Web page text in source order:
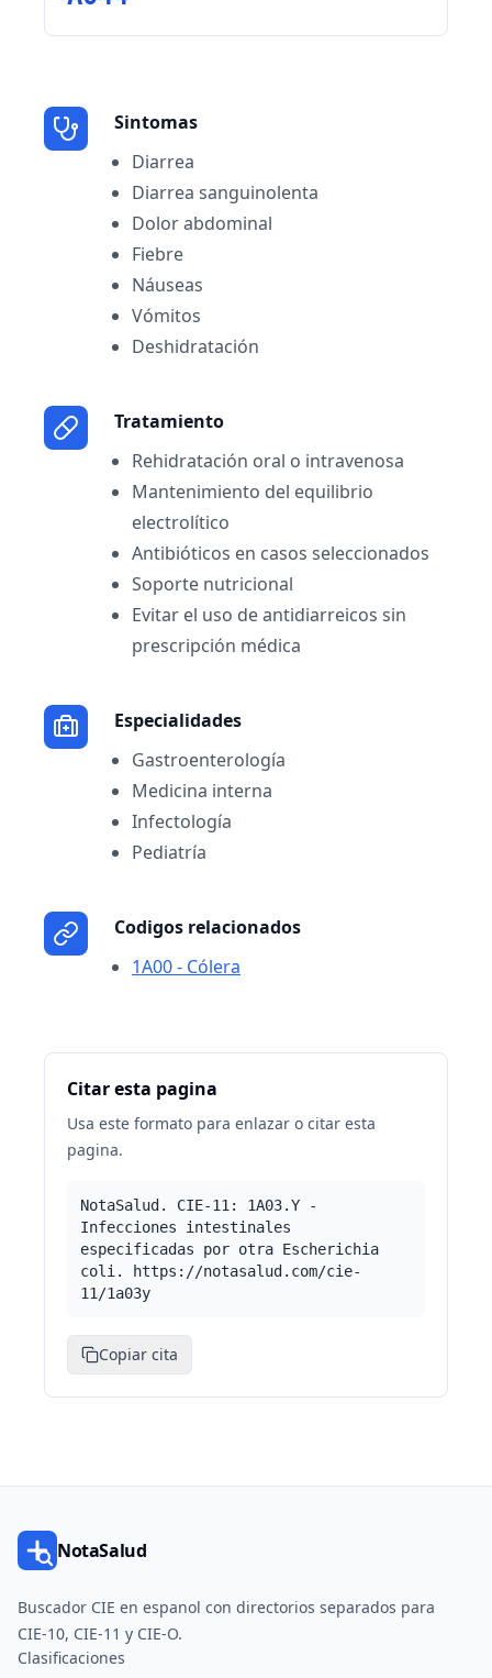
Sintomas
Diarrea
Diarrea sanguinolenta
Dolor abdominal
Fiebre
Náuseas
Vómitos
Deshidratación
Tratamiento
Rehidratación oral o intravenosa
Mantenimiento del equilibrio
electrolítico
Antibióticos en casos seleccionados
Soporte nutricional
Evitar el uso de antidiarreicos sin
prescripción médica
Especialidades
Gastroenterología
Medicina interna
Infectología
Pediatría
Codigos relacionados
1A00 - Cólera
Citar esta pagina
Usa este formato para enlazar o citar esta
pagina.
NotaSalud. CIE-11: 1A03.Y -
Infecciones intestinales
especificadas por otra Escherichia
coli. https://notasalud.com/cie-
11/1a03y
Copiar cita
NotaSalud
Buscador CIE en espanol con directorios separados para
CIE-10, CIE-11 y CIE-O.
Clasificaciones